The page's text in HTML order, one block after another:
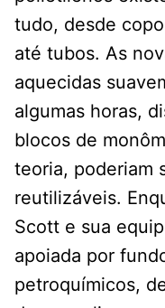
tudo, desde
até tubos. As
aquecidas
algumas horas,
blocos de
teoria, poderiam
reutilizáveis.
Scott e sua
apoiada por
petroquímicos,